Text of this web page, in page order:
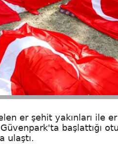
er şehit yakınları ile
başlattığı
ulaştı.